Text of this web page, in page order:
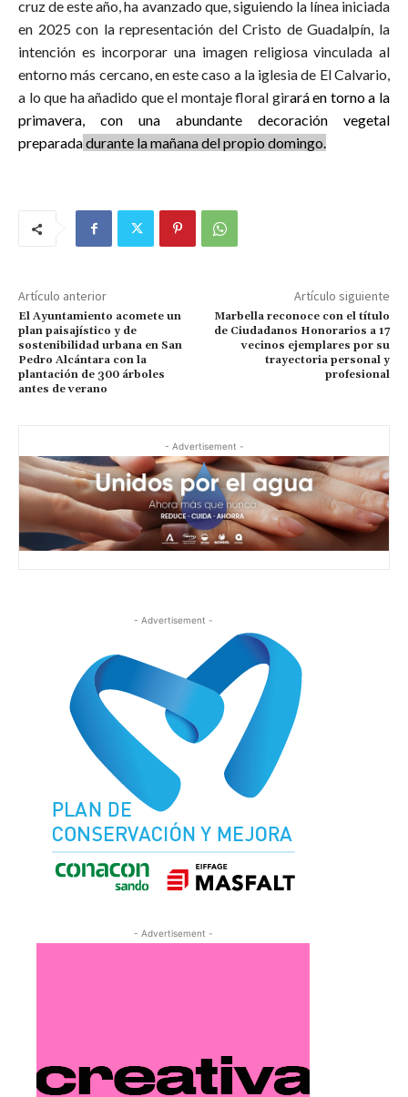
cruz de este año, ha avanzado que, siguiendo la línea iniciada
en 2025 con la representación del Cristo de Guadalpín, la
intención es incorporar una imagen religiosa vinculada al
entorno más cercano, en este caso a la iglesia de El Calvario,
a lo que ha añadido que el montaje floral girará en torno a la
primavera, con una abundante decoración vegetal
preparadadurante la mañana del propio domingo.
Artículo anterior
El Ayuntamiento acomete un
plan paisajístico y de
sostenibilidad urbana en San
Pedro Alcántara con la
plantación de 300 árboles
antes de verano
Artículo siguiente
Marbella reconoce con el título
de Ciudadanos Honorarios a 17
vecinos ejemplares por su
trayectoria personal y
profesional
- Advertisement -
- Advertisement -
- Advertisement -